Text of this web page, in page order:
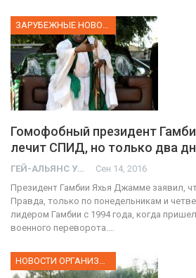
ЗАРУБЕЖНЫЕ НОВОСТИ
Гомофобный президент
лечит СПИД, но только два
ГЕЙ-АЛЬЯНС УКРАИНА Сен 14, 2016
Президент Гамбии Яхья Джамме заявил,
Правда, только по понедельникам и
лидером Гамбии с 1994 года, когда
военного переворота.…
НОВОСТИ ОРГАНИЗАЦИИ